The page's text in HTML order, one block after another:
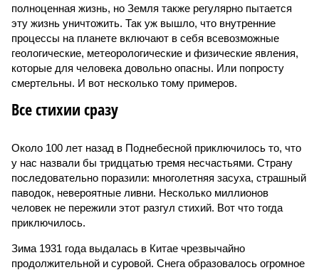
полноценная жизнь, но Земля также регулярно пытается
эту жизнь уничтожить. Так уж вышло, что внутренние
процессы на планете включают в себя всевозможные
геологические, метеорологические и физические явления,
которые для человека довольно опасны. Или попросту
смертельны. И вот несколько тому примеров.
Все стихии сразу
Около 100 лет назад в Поднебесной приключилось то, что
у нас назвали бы тридцатью тремя несчастьями. Страну
последовательно поразили: многолетняя засуха, страшный
паводок, невероятные ливни. Несколько миллионов
человек не пережили этот разгул стихий. Вот что тогда
приключилось.
Зима 1931 года выдалась в Китае чрезвычайно
продолжительной и суровой. Снега образовалось огромное